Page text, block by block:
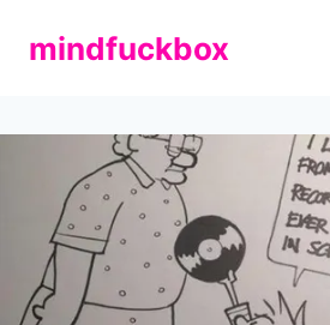
Inhaltmindfuckbox